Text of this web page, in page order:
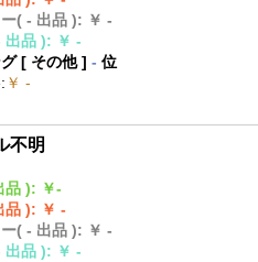
( - 出品 ): ￥ -
出品 ): ￥ -
[ その他]- 位
: ￥ -
不明
品 ): ￥-
品 ): ￥ -
( - 出品 ): ￥ -
出品 ): ￥ -